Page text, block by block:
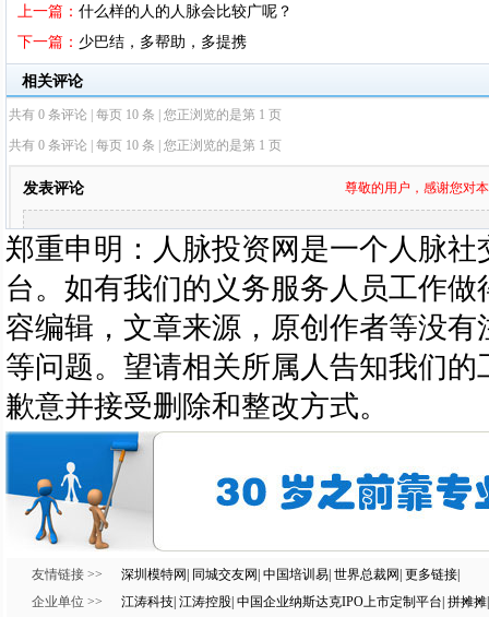
上一篇： 什么样的人的人脉会比较广呢？
下一篇： 少巴结，多帮助，多提携
郑重申明：人脉投资网是一个人脉社
台。如有我们的义务服务人员工作
容编辑，文章来源，原创作者等没
等问题。望请相关所属人告知我们
歉意并接受删除和整改方式。
友情链接 >> 深圳模特网 同城交友网 中国培训易 世界总裁网 更多链接
企业单位 >>
江涛科技 江涛控股 中国企业纳斯达克IPO上市定制平台 拼摊摊